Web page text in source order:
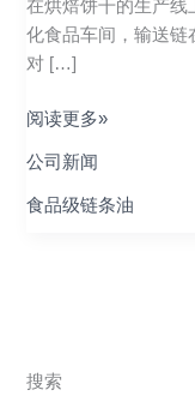
在烘焙饼干的生产
化食品车间，输送链
对 […]
遇
上
烤
般
高
东
何
阅读更多»
公司新闻
食品级链条油
搜索